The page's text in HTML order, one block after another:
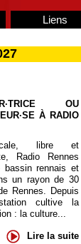
Liens
OU
À RADIO
libre et
Radio Rennes
bassin rennais et
un rayon de 30
Rennes. Depuis
cultive la
: la culture...
Lire la suite